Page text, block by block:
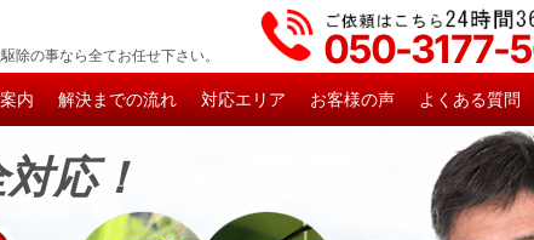
除の事なら全てお任せ下さい。 050-3177-
内 解決までの流れ 対応エリア お客様の声 よくある質問
応！